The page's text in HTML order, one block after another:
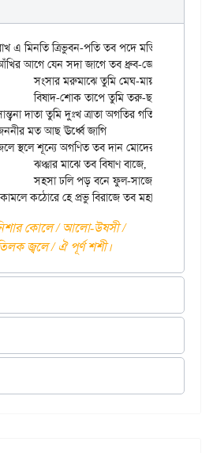
মায়া,
তরু-ছায়া,
জলে স্থলে শূন্যে অগণিত তব দান মোদের লাগি
বাজে,
সাজে,
কোলে / আলো-উষসী /
জ্বলে / ঐ পূর্ণ শশী।